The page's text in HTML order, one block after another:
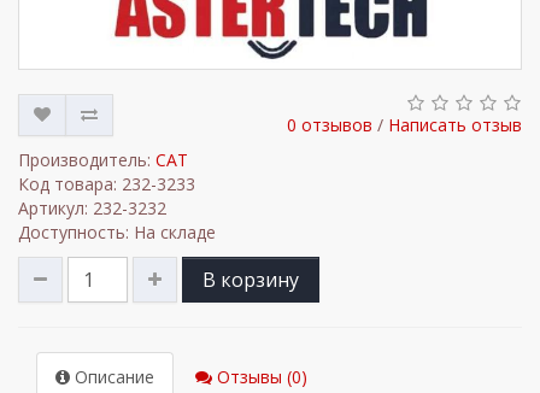
0 отзывов / Написать отзыв
Производитель: CAT
Код товара: 232-3233
Артикул: 232-3232
Доступность: На складе
В корзину
Описание Отзывы (0)